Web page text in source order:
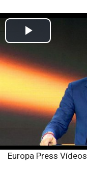
Europa Press Vídeos